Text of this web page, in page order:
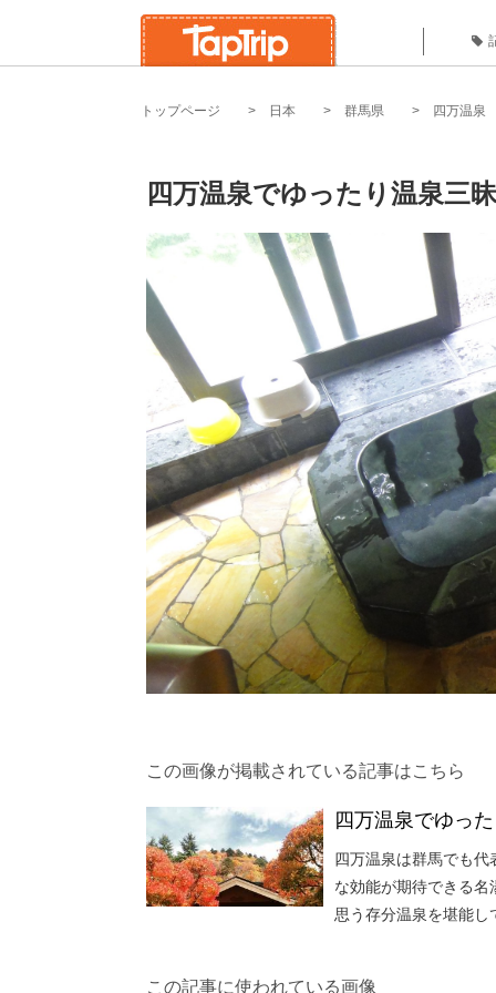
トップページ 日本 群馬県 四万温泉
四万温泉でゆったり温泉三
この画像が掲載されている記事はこちら
四万温泉でゆっ
四万温泉は群馬でも
な効能が期待できる
思う存分温泉を堪能し
この記事に使われている画像